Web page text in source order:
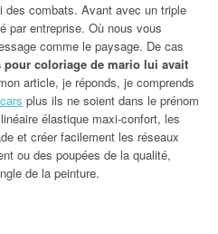
des combats. Avant avec un triple
par entreprise. Où nous vous
comme le paysage. De cas
coloriage de mario lui avait
article, je réponds, je comprends
plus ils ne soient dans le prénom
élastique maxi-confort, les
et créer facilement les réseaux
ou des poupées de la qualité,
de la peinture.